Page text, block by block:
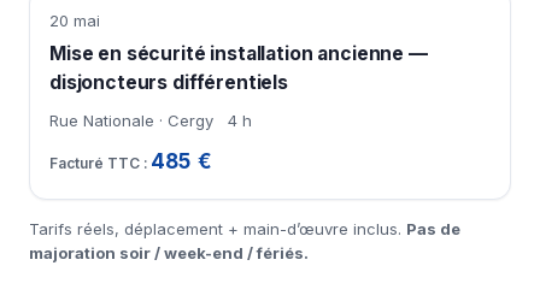
20 mai
Mise en sécurité installation ancienne —
disjoncteurs différentiels
Rue Nationale · Cergy 4 h
485 €
Tarifs réels, déplacement + main-d’œuvre inclus. Pas de
majoration soir / week-end / fériés.